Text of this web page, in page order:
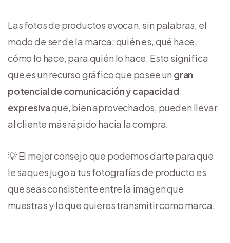
Las fotos de productos evocan, sin palabras, el
modo de ser de la marca: quién es, qué hace,
cómo lo hace, para quién lo hace. Esto significa
que es un recurso gráfico que posee un gran
potencial de comunicación y capacidad
expresivaque, bien aprovechados, pueden llevar
al cliente más rápido hacia la compra.
💡 El mejor consejo que podemos darte para que
le saques jugo a tus fotografías de producto es
que seas consistente entre la imagen que
muestras y lo que quieres transmitir como marca.